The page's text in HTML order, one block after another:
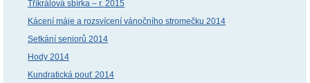
Tříkrálová sbírka – r. 2015
Kácení máje a rozsvícení vánočního stromečku 2014
Setkání seniorů 2014
Hody 2014
Kundratická pouť 2014